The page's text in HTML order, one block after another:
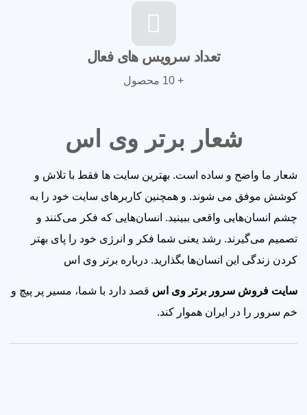
تعداد سرویس های فعال
+ 10 محصول
شعار برتر وی اس
شعار ما واضح و ساده است. بهترین سایت ها فقط با تلاش و
کوشش موفق می شوند. و همچنین کاربرهای سایت خود را به
چشم انسان‌هایی واقعی ببینید. انسان‌هایی که فکر می‌کنند و
تصمیم می‌گیرند. رشد یعنی شما فکر و انرژی خود را پای بهتر
کردن زندگی این انسان‌ها بگذارید. درباره برتر وی اس
سایت فروش سرور برتر وی اس قصد دارد با شما، مسیر پر پیچ و
خم سرور را در ایران هموار کند.